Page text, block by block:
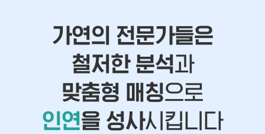
가연의 전문가들은
철저한 분석과
맞춤형 매칭으로
인연을 성사시킵니다